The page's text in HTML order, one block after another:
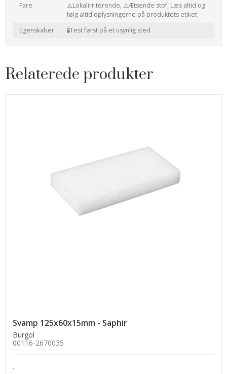
Fare
⚠️Lokalirriterende, ⚠️Ætsende stof, Læs altid og
følg altid oplysningerne på produktets etiket
Egenskaber
🧪Test først på et usynlig sted
Relaterede produkter
Svamp 125x60x15mm - Saphir
Burgol
00116-2670035
.